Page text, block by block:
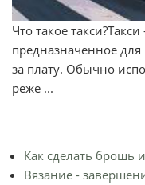
Что такое
предназначенное для
за плату. Обычно
реже ...
Как сделать брошь
Вязание -